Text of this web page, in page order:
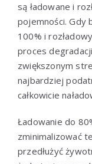
są ładowane i
pojemności. Gdy
100% i
proces
zwiększonym
najbardziej
całkowicie
Ładowanie do
zminimalizować
przedłużyć